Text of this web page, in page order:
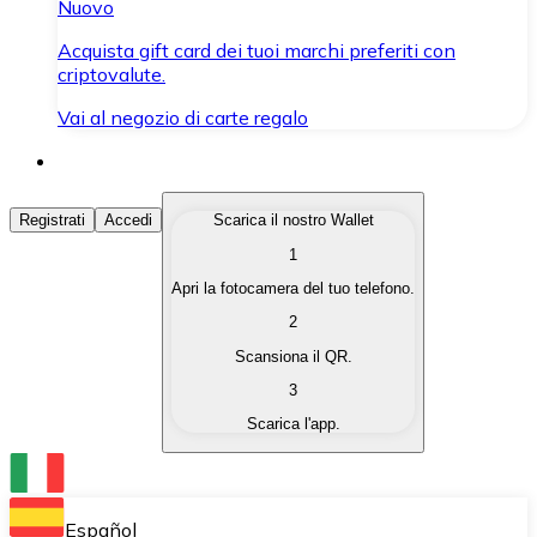
Nuovo
Acquista gift card dei tuoi marchi preferiti con
criptovalute.
Vai al negozio di carte regalo
Acquista Criptovalute
Acquista le criptovalute che ti interessano in modo
Converti le tue criptovalute in valuta fiat quando ne
Scambia una criptovaluta con un'altra
Conserva le tue cripto in un Wallet self-custodial.
Registrati Accedi
Scarica il nostro Wallet
1
Apri la fotocamera del tuo telefono.
2
Scansiona il QR.
3
Scarica l'app.
Español